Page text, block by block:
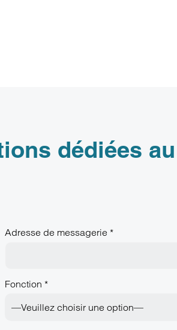
dédiées au
Adresse de messagerie *
Fonction *
—Veuillez choisir une option—